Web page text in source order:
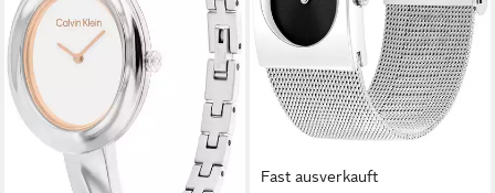
Fast ausverkauft